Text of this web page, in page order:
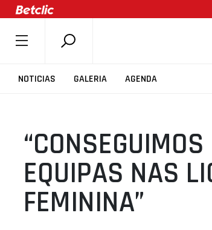
NOTICIAS GALERIA AGENDA
SOBRE A FPB
COMPETIÇÕES
ASSOCIAÇÕES
CLUBES
AGENTES
EQUIPAS NAS
FEMININA”